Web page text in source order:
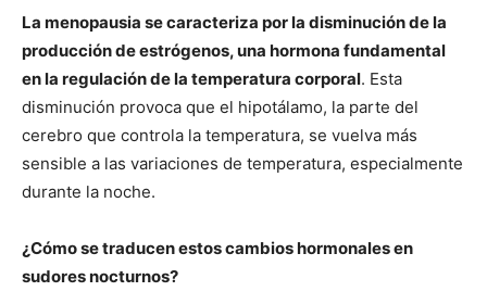
La menopausia se caracteriza por la disminución de la
producción de estrógenos, una hormona fundamental
en la regulación de la temperatura corporal. Esta
disminución provoca que el hipotálamo, la parte del
cerebro que controla la temperatura, se vuelva más
sensible a las variaciones de temperatura, especialmente
durante la noche.
¿Cómo se traducen estos cambios hormonales en
sudores nocturnos?